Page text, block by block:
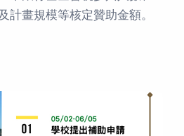
計畫規模等核定贊助金額。